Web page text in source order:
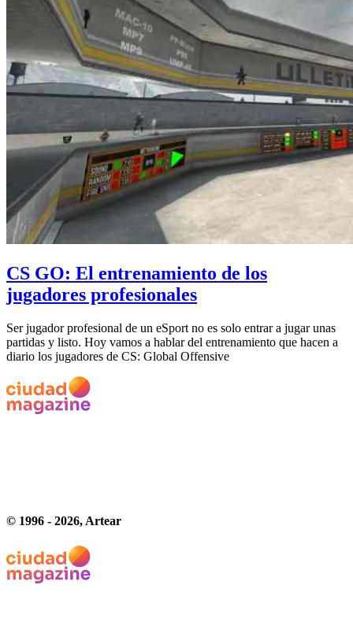
CS GO: El entrenamiento de los
jugadores profesionales
Ser jugador profesional de un eSport no es solo entrar a jugar unas
partidas y listo. Hoy vamos a hablar del entrenamiento que hacen a
diario los jugadores de CS: Global Offensive
© 1996 - 2026, Artear